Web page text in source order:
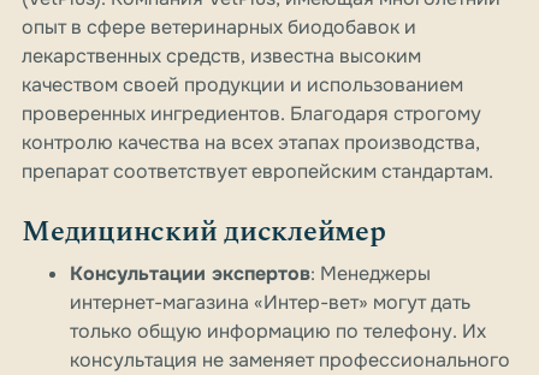
опыт в сфере ветеринарных биодобавок и
лекарственных средств, известна высоким
качеством своей продукции и использованием
проверенных ингредиентов. Благодаря строгому
контролю качества на всех этапах производства,
препарат соответствует европейским стандартам.
Медицинский дисклеймер
Консультации экспертов: Менеджеры
интернет-магазина «Интер-вет» могут дать
только общую информацию по телефону. Их
консультация не заменяет профессионального